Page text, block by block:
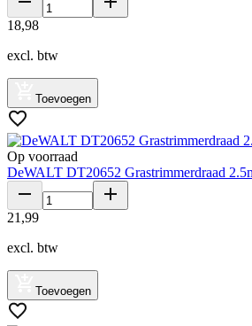
18,98
excl. btw
Toevoegen
Op voorraad
DeWALT DT20652 Grastrimmerdraad
21 ,99
excl. btw
Toevoegen